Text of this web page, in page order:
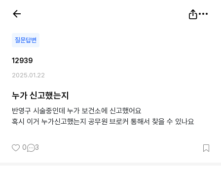
질문답변
12939
2025.01.22
누가 신고했는지
반영구 시술중인데 누가 보건소에 신고했어요
혹시 이거 누가신고했는지 공무원 브로커 통해서 찾을 수 있나요
0 3